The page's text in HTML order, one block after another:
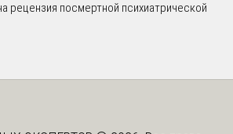
рецензия посмертной психиатрической